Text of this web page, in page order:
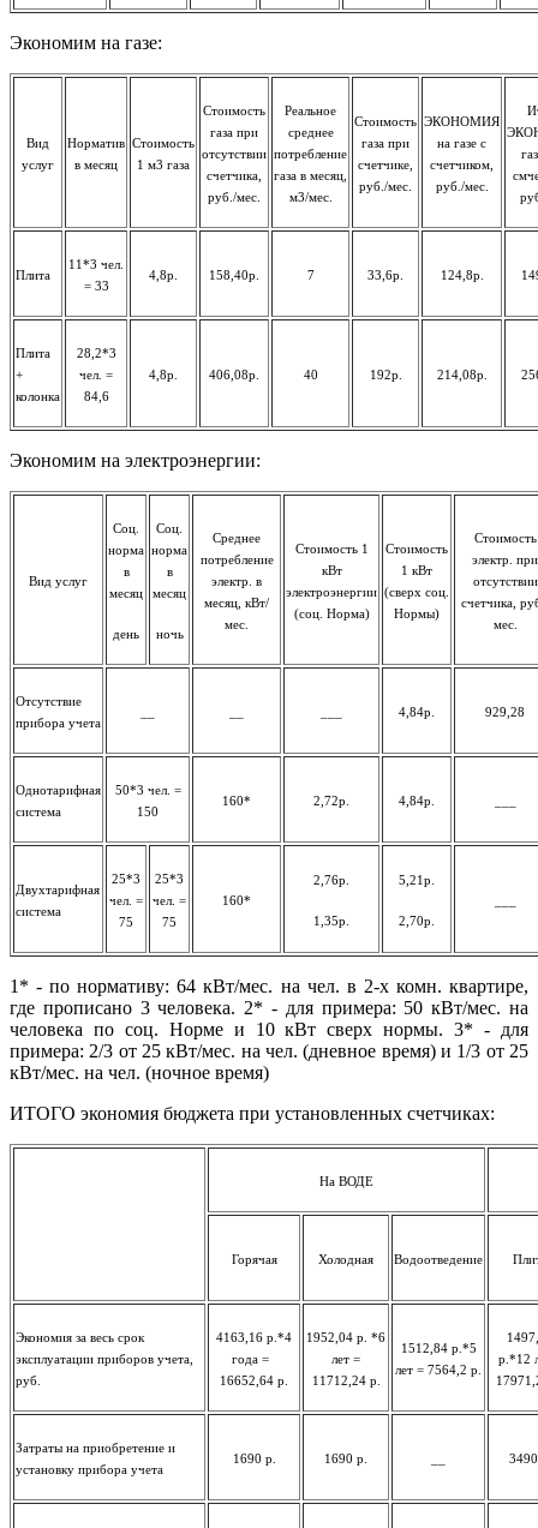
Экономим на газе:
Вид
услуг
Норматив
в месяц
Стоимость
1 м3 газа
Стоимость
газа при
отсутствии
счетчика,
руб./мес.
Реальное
среднее
потребление
газа в месяц,
м3/мес.
Стоимость
газа при
счетчике,
руб./мес.
ЭКОНОМИЯ
на газе с
счетчиком,
руб./мес.
Плита
11*3 чел.
= 33
4,8р. 158,40р. 7 33,6р. 124,8р.
Плита
+
колонка
28,2*3
чел. =
84,6
4,8р. 406,08р. 40 192р. 214,08р.
Экономим на электроэнергии:
Вид услуг
Соц.
норма
в
месяц
день
Соц.
норма
в
месяц
ночь
Среднее
потребление
электр. в
месяц, кВт/
мес.
Стоимость 1
кВт
электроэнергии
(соц. Норма)
Стоимость
1 кВт
(сверх соц.
Нормы)
Стоимость
электр. при
отсутствии
счетчика,
мес.
Отсутствие
прибора учета
4,84р. 929,28
Однотарифная
система
50*3 чел. =
150
160* 2,72р. 4,84р.
Двухтарифная
система
25*3
чел. =
75
25*3
чел. =
75
160*
2,76р.
1,35р.
5,21р.
2,70р.
1* - по нормативу: 64 кВт/мес. на чел. в 2-х комн. квартире,
где прописано 3 человека. 2* - для примера: 50 кВт/мес. на
человека по соц. Норме и 10 кВт сверх нормы. 3* - для
примера: 2/3 от 25 кВт/мес. на чел. (дневное время) и 1/3 от 25
кВт/мес. на чел. (ночное время)
ИТОГО экономия бюджета при установленных счетчиках:
На ВОДЕ
Горячая Холодная Водоотведение
Экономия за весь срок
эксплуатации приборов учета,
руб.
4163,16 р.*4
года =
16652,64 р.
1952,04 р. *6
лет =
11712,24 р.
1512,84 р.*5
лет = 7564,2 р.
р.*12
Затраты на приобретение и
установку прибора учета
1690 р. 1690 р.